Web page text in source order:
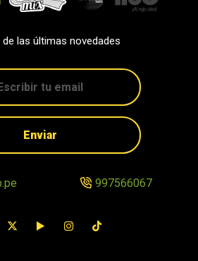
de las últimas novedades
Enviar
997566067